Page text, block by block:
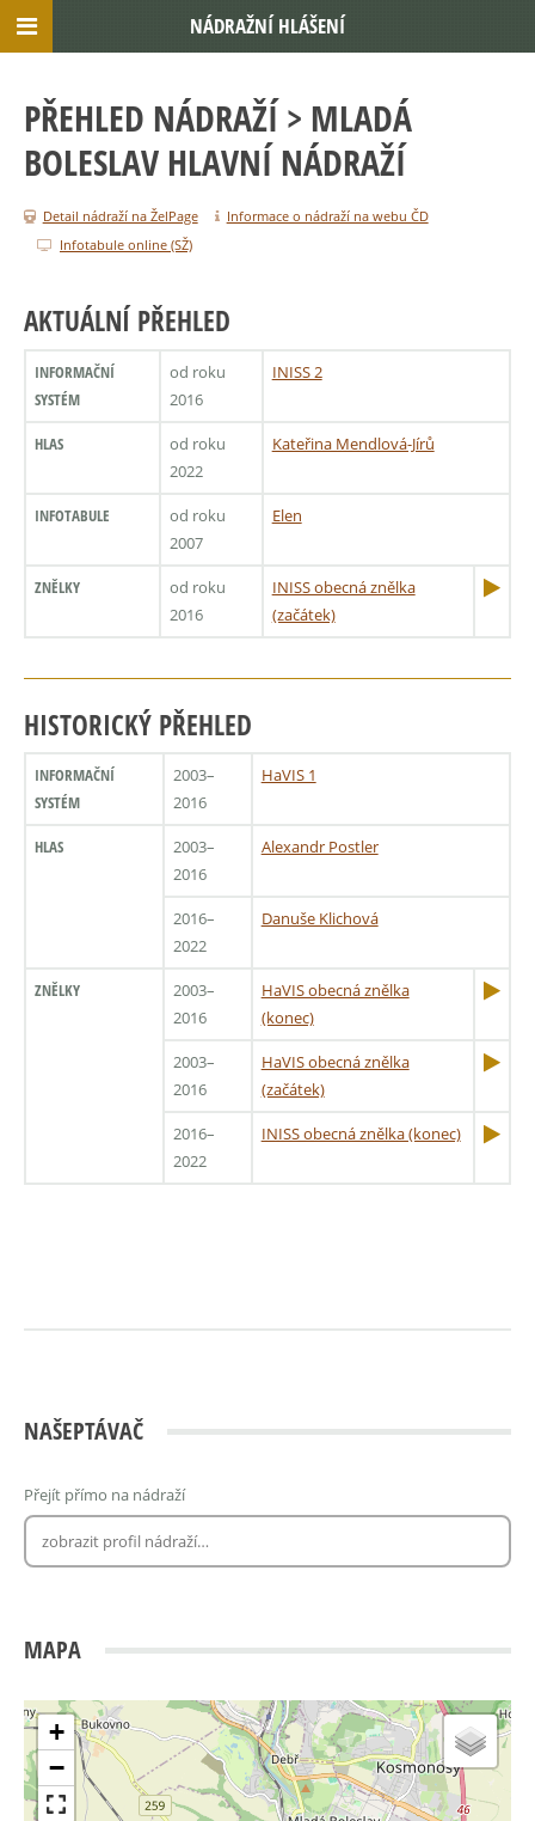
PŘEHLED NÁDRAŽÍ > MLADÁ
BOLESLAV HLAVNÍ NÁDRAŽÍ
Detail nádraží na ŽelPage
Informace o nádraží na webu ČD
Infotabule online (SŽ)
AKTUÁLNÍ PŘEHLED
INFORMAČNÍ
SYSTÉM
od roku
2016
INISS 2
HLAS
od roku
2022
Kateřina Mendlová-Jírů
INFOTABULE
od roku
2007
Elen
ZNĚLKY
od roku
2016
INISS obecná znělka
(začátek)
HISTORICKÝ PŘEHLED
INFORMAČNÍ
SYSTÉM
2003–
2016
HaVIS 1
HLAS
2003–
2016
Alexandr Postler
2016–
2022
Danuše Klichová
ZNĚLKY
2003–
2016
HaVIS obecná znělka
(konec)
2003–
2016
HaVIS obecná znělka
(začátek)
2016–
2022
INISS obecná znělka (konec)
NAŠEPTÁVAČ
Přejít přímo na nádraží
MAPA
+
−
NÁDRAŽNÍ HLÁŠENÍ